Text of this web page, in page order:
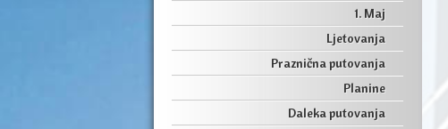
1. Maj
Ljetovanja
Praznična putovanja
Planine
Daleka putovanja